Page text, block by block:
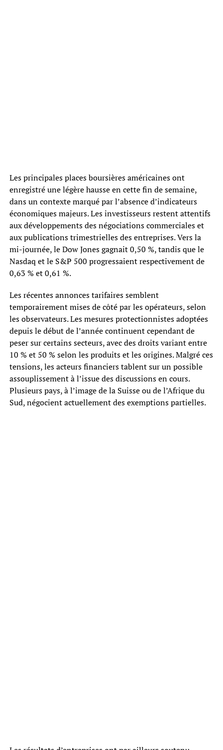
Les principales places boursières américaines ont
enregistré une légère hausse en cette fin de semaine,
dans un contexte marqué par l’absence d’indicateurs
économiques majeurs. Les investisseurs restent attentifs
aux développements des négociations commerciales et
aux publications trimestrielles des entreprises. Vers la
mi-journée, le Dow Jones gagnait 0,50 %, tandis que le
Nasdaq et le S&P 500 progressaient respectivement de
0,63 % et 0,61 %.
Les récentes annonces tarifaires semblent
temporairement mises de côté par les opérateurs, selon
les observateurs. Les mesures protectionnistes adoptées
depuis le début de l’année continuent cependant de
peser sur certains secteurs, avec des droits variant entre
10 % et 50 % selon les produits et les origines. Malgré ces
tensions, les acteurs financiers tablent sur un possible
assouplissement à l’issue des discussions en cours.
Plusieurs pays, à l’image de la Suisse ou de l’Afrique du
Sud, négocient actuellement des exemptions partielles.